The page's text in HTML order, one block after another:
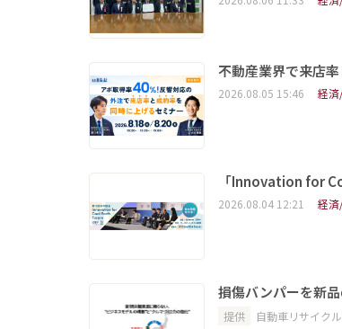
不動産業界で来店
2026.08.05 15:46 経
「Innovation for
2026.08.04 12:21 経
損傷バンパーを新
提供
自動車リサイク